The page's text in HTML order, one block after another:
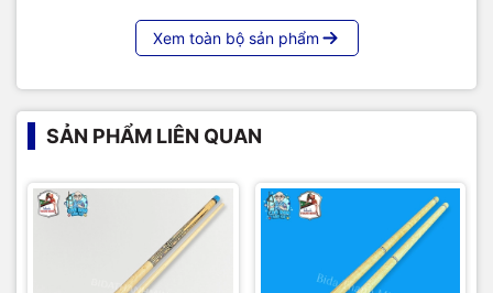
Xem toàn bộ sản phẩm
SẢN PHẨM LIÊN QUAN